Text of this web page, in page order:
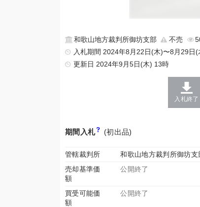
和歌山地方裁判所御坊支部 不売
入札期間 2024年8月22日(木)〜8月29日(
更新日 2024年9月5日(木) 13時
入札終了
期間入札 (初出品)
管轄裁判所 和歌山地方裁判所御坊支
売却基準価
額
公開終了
買受可能価
額
公開終了